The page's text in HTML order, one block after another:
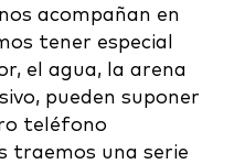
acompañan en
tener especial
el agua, la arena
pueden suponer
teléfono
traemos una serie